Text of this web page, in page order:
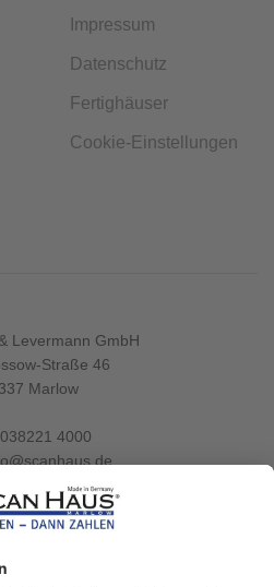
Impressum
Datenschutz
Fertighäuser
Cookie-Einstellungen
Levermann GmbH
Straße 46
Marlow
038221 4000